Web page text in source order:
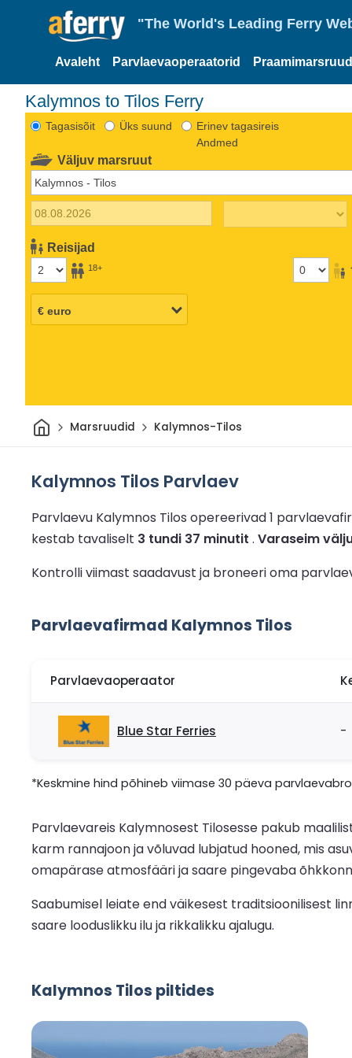
"The World's Leading Ferry
Avaleht Parvlaevaoperaatorid
Kalymnos to Tilos Ferry
Tagasisõit Üks suund
Erinev tagasireis
Andmed
Väljuv marsruut
Reisijad
18+
Avaleht
Marsruudid Kalymnos-Tilos
Kalymnos Tilos Parvlaev
Parvlaevu Kalymnos Tilos opereerivad 1
kestab tavaliselt 3 tundi 37 minutit . Varaseim
Kontrolli viimast saadavust ja broneeri oma
Parvlaevafirmad Kalymnos Tilos
Parvlaevaoperaator
Blue Star Ferries -
*Keskmine hind põhineb viimase 30 päeva
Parvlaevareis Kalymnosest Tilosesse pakub
karm rannajoon ja võluvad lubjatud hooned, mis
omapärase atmosfääri ja saare pingevaba
Saabumisel leiate end väikesest traditsioonilisest
saare looduslikku ilu ja rikkalikku ajalugu.
Kalymnos Tilos piltides